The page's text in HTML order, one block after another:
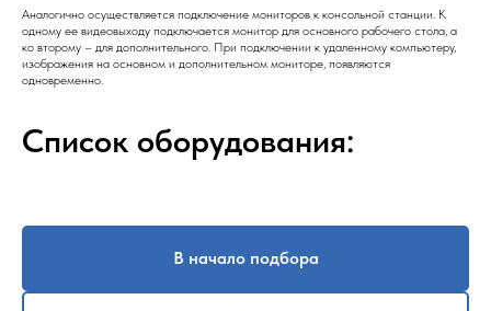
Аналогично осуществляется подключение мониторов к консольной станции. К
одному ее видеовыходу подключается монитор для основного рабочего стола, а
ко второму – для дополнительного. При подключении к удаленному компьютеру,
изображения на основном и дополнительном мониторе, появляются
одновременно.
Список оборудования:
В начало подбора